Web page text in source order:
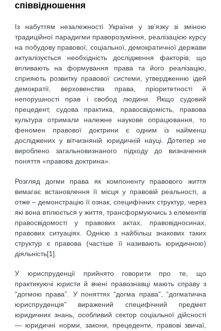
співвідношення
Із набуттям незалежності України у зв’язку зі зміною
традиційної парадигми праворозуміння, реалізацією курсу
на побудову правової, соціальної, демократичної держави
актуалізується необхідність дослідження факторів, що
впливають на формування права та його реалізацію,
сприяють розвитку правової системи, утвердженню ідей
демократії, верховенства права, пріоритетності й
непорушності прав і свобод людини. Якщо судовий
прецедент, судова практика, правосвідомість, правова
культура отримали належне наукове опрацювання, то
феномен правової доктрини є одним із найменш
досліджених у вітчизняній юридичній науці. Дотепер не
вироблено загальновизнаного підходу до визначення
поняття «правова доктрина».
Розгляд догми права як компоненту правового життя
вимагає встановлення її місця у правовій реальності, а
отже – демонстрацію її ознак, специфічних структур, через
які вона втілюється у життя, трансформуючись з елементів
правосвідомості у правових актах, правовідносинах,
правових ситуаціях. Однією з найбільш знакових таких
структур є правова (частіше її називають юридичною)
діяльність[1].
У юриспруденції прийнято говорити про те, що
практикуючі юристи й вчені правознавці мають справу з
“догмою права”. У поняттях “догма права”, “догматична
юриспруденція” виражений специфічний предмет
юридичних знань, особливий сектор соціальної дійсності
— юридичні норми, закони, прецеденти, правові звичаї,